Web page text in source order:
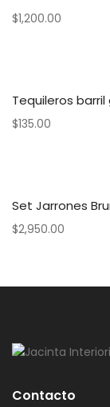
$1,200.00
Tequileros
$135.00
Set Jarrones
$2,950.00
Contacto